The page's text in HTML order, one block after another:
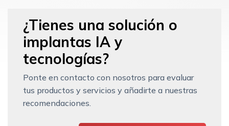
¿Tienes una solución o
implantas IA y
tecnologías?
Ponte en contacto con nosotros para evaluar
tus productos y servicios y añadirte a nuestras
recomendaciones.